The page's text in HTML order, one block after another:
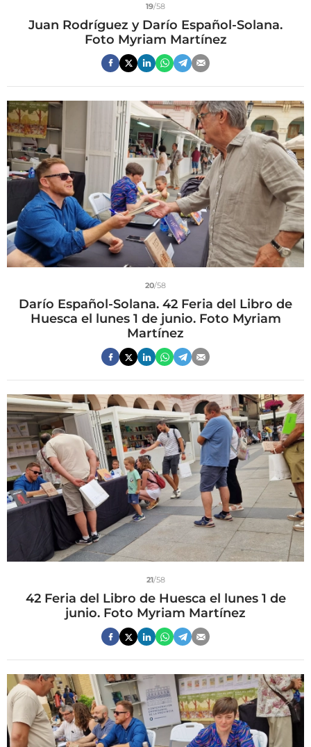
19/58
Juan Rodríguez y Darío Español-Solana.
Foto Myriam Martínez
20/58
Darío Español-Solana. 42 Feria del Libro de
Huesca el lunes 1 de junio. Foto Myriam
Martínez
21/58
42 Feria del Libro de Huesca el lunes 1 de
junio. Foto Myriam Martínez